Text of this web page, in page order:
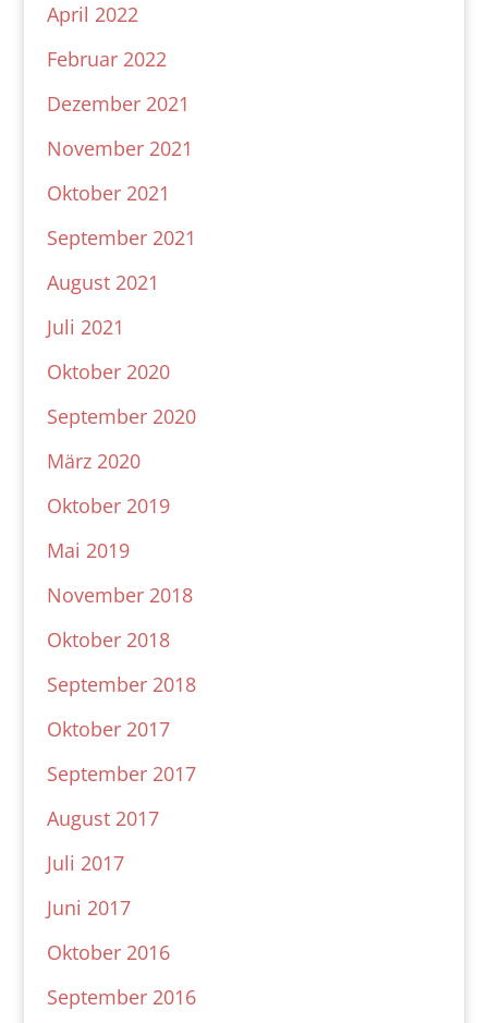
April 2022
Februar 2022
Dezember 2021
November 2021
Oktober 2021
September 2021
August 2021
Juli 2021
Oktober 2020
September 2020
März 2020
Oktober 2019
Mai 2019
November 2018
Oktober 2018
September 2018
Oktober 2017
September 2017
August 2017
Juli 2017
Juni 2017
Oktober 2016
September 2016